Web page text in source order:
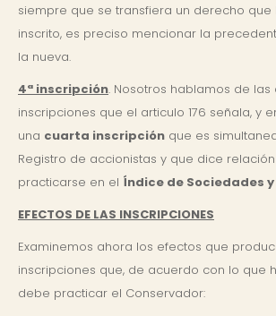
siempre que se transfiera un derecho que
inscrito, es preciso mencionar la
la nueva.
4ª inscripción. Nosotros hablamos de las
inscripciones que el articulo 176 señala, y
una cuarta inscripción que es
Registro de accionistas y que dice
practicarse en el Índice de Sociedades y
EFECTOS DE LAS INSCRIPCIONES
Examinemos ahora los efectos que
inscripciones que, de acuerdo con lo que
debe practicar el Conservador: